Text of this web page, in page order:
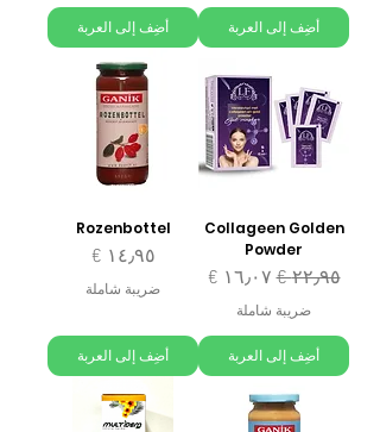
أضِف إلى العربة أضِف إلى العربة
Collageen Golden
Powder
سعر عادي‏٢٢٫٩٥ € سعر البيع
ضريبة شاملة
أضِف إلى العربة
Rozenbottel
السعر
ضريبة شاملة
أضِف إلى العربة